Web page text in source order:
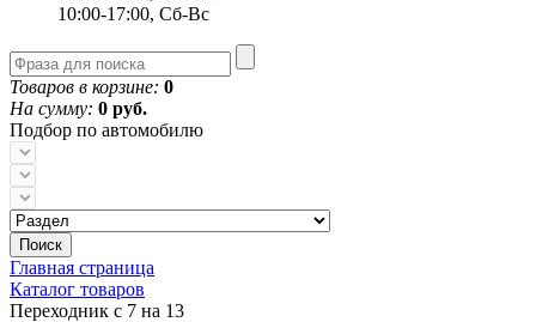
10:00-17:00, Сб-Вс
Товаров в корзине: 0
На сумму: 0 руб.
Подбор по автомобилю
Поиск
Главная страница
Каталог товаров
Переходник с 7 на 13